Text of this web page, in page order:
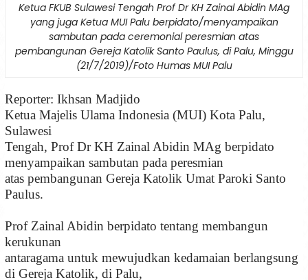
Ketua FKUB Sulawesi Tengah Prof Dr KH Zainal Abidin MAg
yang juga Ketua MUI Palu berpidato/menyampaikan
sambutan pada ceremonial peresmian atas
pembangunan Gereja Katolik Santo Paulus, di Palu, Minggu
(21/7/2019)/Foto Humas MUI Palu
Reporter: Ikhsan Madjido
Ketua Majelis Ulama Indonesia (MUI) Kota Palu,
Sulawesi
Tengah, Prof Dr KH Zainal Abidin MAg berpidato
menyampaikan sambutan pada peresmian
atas pembangunan Gereja Katolik Umat Paroki Santo
Paulus.
Prof Zainal Abidin berpidato tentang membangun
kerukunan
antaragama untuk mewujudkan kedamaian berlangsung
di Gereja Katolik, di Palu,